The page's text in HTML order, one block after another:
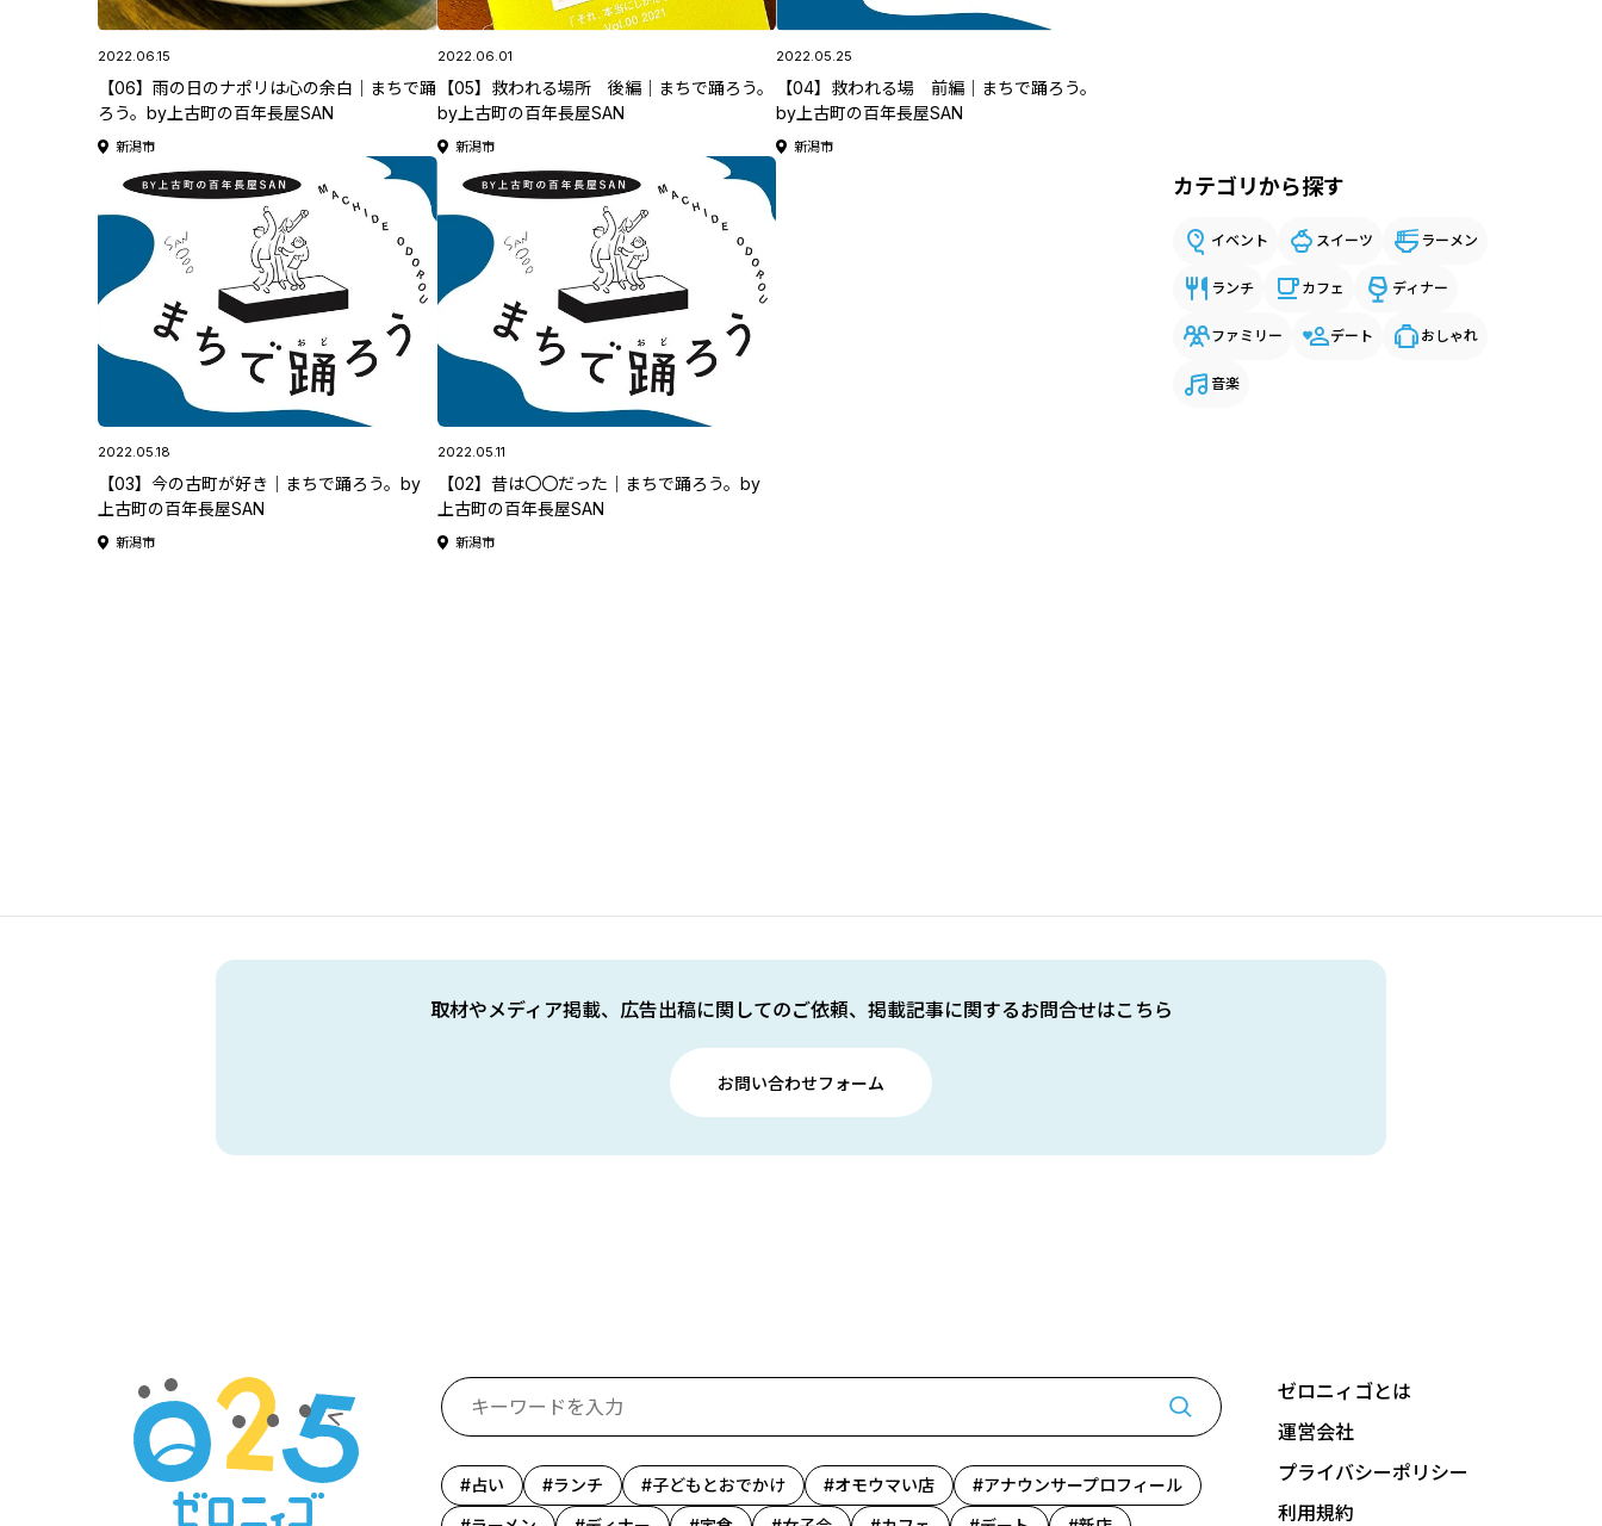
2022.06.15
【06】雨の日のナポリは心の余白｜まちで踊
ろう。by上古町の百年長屋SAN
新潟市
2022.06.01
【05】救われる場所 後編｜まちで踊ろう。
by上古町の百年長屋SAN
新潟市
2022.05.25
【04】救われる場 前編｜まちで踊ろう。
by上古町の百年長屋SAN
新潟市
2022.05.18
【03】今の古町が好き｜まちで踊ろう。by
上古町の百年長屋SAN
新潟市
2022.05.11
【02】昔は〇〇だった｜まちで踊ろう。by
上古町の百年長屋SAN
新潟市
カテゴリから探す
イベント スイーツ ラーメン
ランチ カフェ ディナー
ファミリー デート おしゃれ
音楽
取材やメディア掲載、広告出稿に関してのご依頼、掲載記事に関するお問合せはこちら
お問い合わせフォーム
占い ランチ 子どもとおでかけ オモウマい店
アナウンサープロフィール
ゼロニィゴとは
運営会社
プライバシーポリシー
利用規約